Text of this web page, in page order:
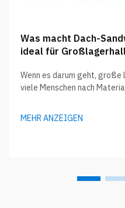
Was macht Dach-
ideal für
Wenn es darum geht, große
viele Menschen nach
derzeit zunehmend an
MEHR ANZEIGEN